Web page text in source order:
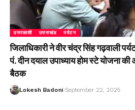
उत्तरकाशी उत्तराखंड पर्यटन
जिलाधिकारी ने वीर चंद्र सिंह गढ़वाली
पं. दीन दयाल उपाध्याय होम स्टे योजना
बैठक
Lokesh Badoni September 22, 2025